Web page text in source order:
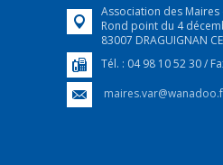
Association des Maires
Rond point du 4
83007 DRAGUIGNAN
Tél. : 04 98 10 52 30 /